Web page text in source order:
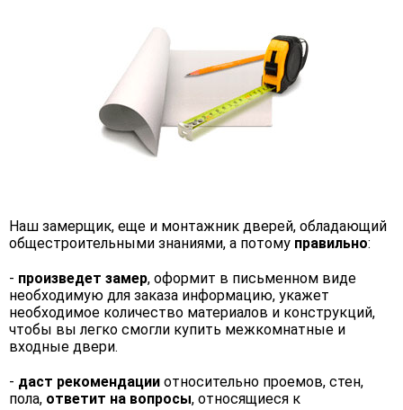
Наш замерщик, еще и монтажник дверей, обладающий
общестроительными знаниями, а потому правильно:
- произведет замер, оформит в письменном виде
необходимую для заказа информацию, укажет
необходимое количество материалов и конструкций,
чтобы вы легко смогли купить межкомнатные и
входные двери.
- даст рекомендации относительно проемов, стен,
пола, ответит на вопросы, относящиеся к